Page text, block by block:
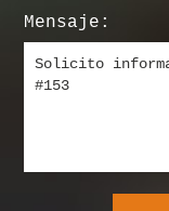
Mensaje: